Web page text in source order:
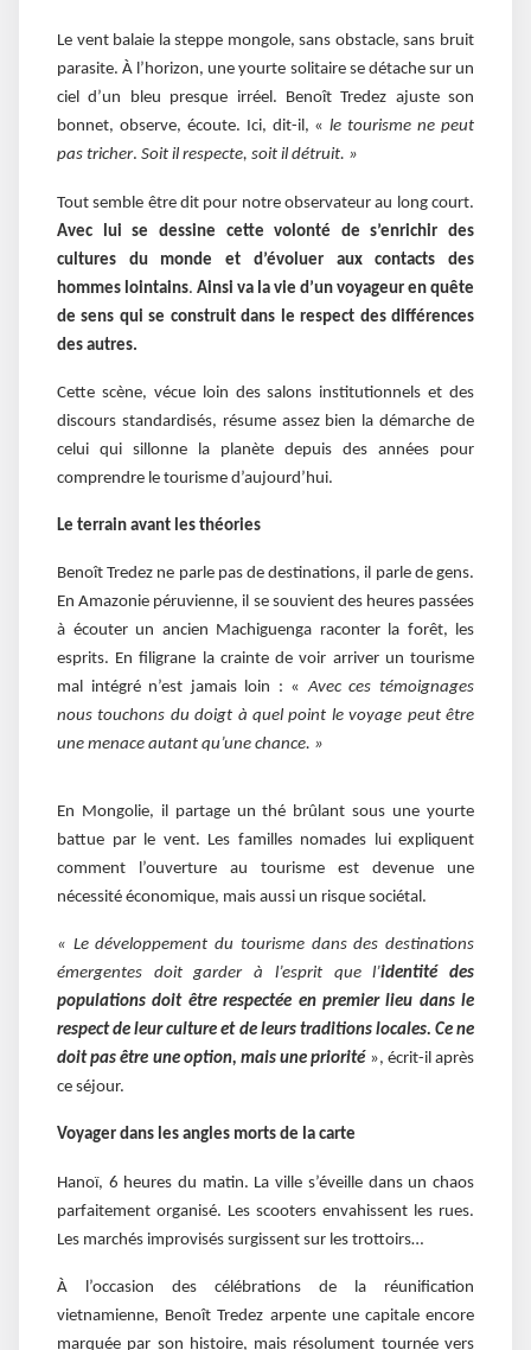
Le vent balaie la steppe mongole, sans obstacle, sans bruit
parasite. À l’horizon, une yourte solitaire se détache sur un
ciel d’un bleu presque irréel. Benoît Tredez ajuste son
bonnet, observe, écoute. Ici, dit-il, «le tourisme ne peut
pas tricher. Soit il respecte, soit il détruit. »
Tout semble être dit pour notre observateur au long court.
Avec lui se dessine cette volonté de s’enrichir des
cultures du monde et d’évoluer aux contacts des
hommes lointains. Ainsi va la vie d’un voyageur en quête
de sens qui se construit dans le respect des différences
des autres.
Cette scène, vécue loin des salons institutionnels et des
discours standardisés, résume assez bien la démarche de
celui qui sillonne la planète depuis des années pour
comprendre le tourisme d’aujourd’hui.
Le terrain avant les théories
Benoît Tredez ne parle pas de destinations, il parle de gens.
En Amazonie péruvienne, il se souvient des heures passées
à écouter un ancien Machiguenga raconter la forêt, les
esprits. En filigrane la crainte de voir arriver un tourisme
mal intégré n’est jamais loin : «Avec ces témoignages
nous touchons du doigt à quel point le voyage peut être
une menace autant qu’une chance. »
En Mongolie, il partage un thé brûlant sous une yourte
battue par le vent. Les familles nomades lui expliquent
comment l’ouverture au tourisme est devenue une
nécessité économique, mais aussi un risque sociétal.
« Le développement du tourisme dans des destinations
émergentes doit garder à l’esprit que l’identité des
populations doit être respectée en premier lieu dans le
respect de leur culture et de leurs traditions locales. Ce ne
doit pas être une option, mais une priorité », écrit-il après
ce séjour.
Voyager dans les angles morts de la carte
Hanoï, 6 heures du matin. La ville s’éveille dans un chaos
parfaitement organisé. Les scooters envahissent les rues.
Les marchés improvisés surgissent sur les trottoirs…
À l’occasion des célébrations de la réunification
vietnamienne, Benoît Tredez arpente une capitale encore
marquée par son histoire, mais résolument tournée vers